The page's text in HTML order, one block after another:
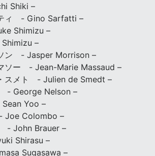
Shiki –
ィ - Gino Sarfatti –
Shimizu –
–
ン - Jasper Morrison –
ソー - Jean-Marie Massaud –
スメト - Julien de Smedt –
- George Nelson –
Yoo –
Joe Colombo –
- John Brauer –
Shirasu –
Sugasawa –